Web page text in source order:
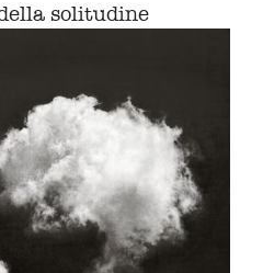
solitudine